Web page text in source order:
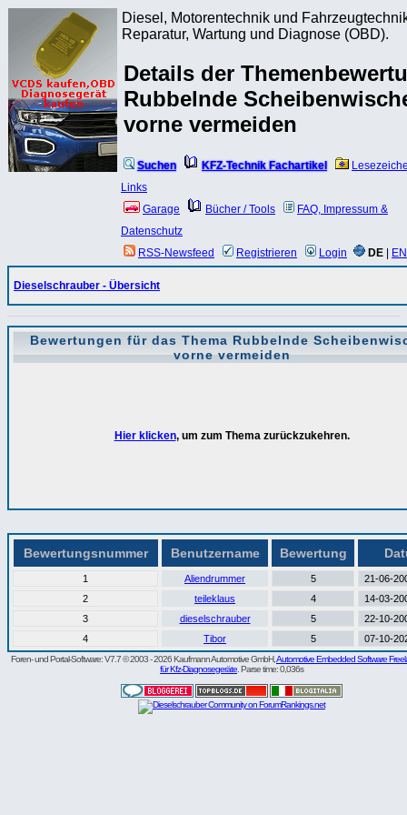
Diesel, Motorentechnik und
Reparatur, Wartung und Diagnose (OBD).
Details der
Rubbelnde
vorne vermeiden
Suchen KFZ-Technik Fachartikel
Links
Garage
Bücher / Tools
FAQ, Impressum &
Datenschutz
RSS-Newsfeed
Registrieren Login DE EN
Dieselschrauber - Übersicht
Bewertungen für das Thema Rubbelnde
vorne vermeiden
Hier klicken, um zum Thema zurückzukehren.
Bewertungsnummer Benutzername Bewertung
1 Aliendrummer 5
21-06-
2
teileklaus 4
14-03-
3
dieselschrauber 5
22-10-
4
Tibor 5 07-10-
Foren- und Portal-Software: V7.7 © 2003 - 2026 Kaufmann Automotive GmbH,Automotive Embedded Software
für Kfz-Diagnosegeräte. Parse time: 0,036s